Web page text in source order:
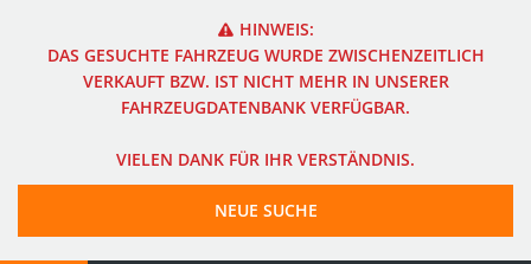
HINWEIS:
DAS GESUCHTE FAHRZEUG WURDE ZWISCHENZEITLICH
VERKAUFT BZW. IST NICHT MEHR IN UNSERER
FAHRZEUGDATENBANK VERFÜGBAR.
VIELEN DANK FÜR IHR VERSTÄNDNIS.
NEUE SUCHE